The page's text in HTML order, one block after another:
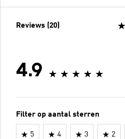
Reviews (20)
4.9
Filter op aantal sterren
5 4 3 2